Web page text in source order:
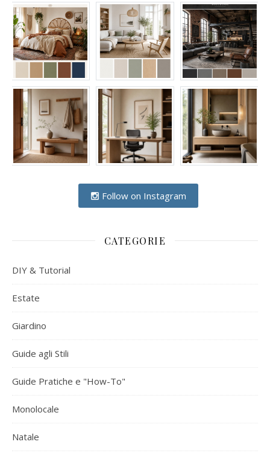
Follow on Instagram
CATEGORIE
DIY & Tutorial
Estate
Giardino
Guide agli Stili
Guide Pratiche e "How-To"
Monolocale
Natale